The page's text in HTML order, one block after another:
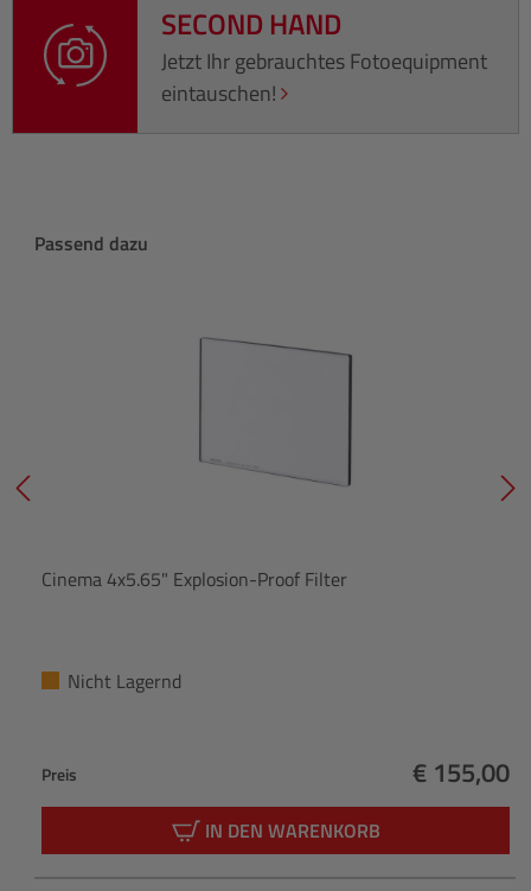
SECOND HAND
Jetzt Ihr gebrauchtes Fotoequipment
eintauschen!
Produktgalerie überspringen
Passend dazu
Cinema 4x5.65" Explosion-Proof Filter
Nicht Lagernd
Preis
Regulärer
€ 155,00
IN DEN WARENKORB